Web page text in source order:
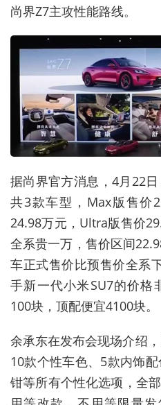
尚界Z7主攻性能路线。
据尚界官方消息， 4月 22
共3款车型， Max版售价
24.98万元， Ultra版售价
全系贵一万，售价区间
车正式售价比预售价全系
手新一代小米SU7的价格
100块，顶配便宜4100块。
余承东在发布会现场介绍
10款个性车色、 5款内饰配
钳等所有个性化选项，全